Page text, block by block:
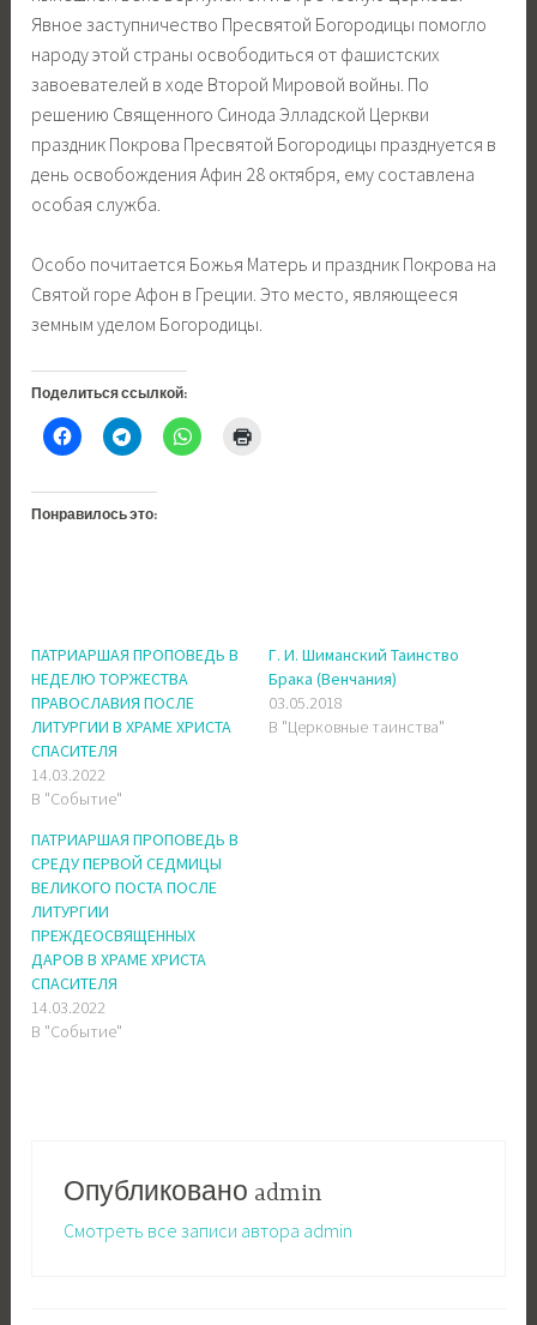
Явное заступничество Пресвятой Богородицы помогло
народу этой страны освободиться от фашистских
завоевателей в ходе Второй Мировой войны. По
решению Священного Синода Элладской Церкви
праздник Покрова Пресвятой Богородицы празднуется в
день освобождения Афин 28 октября, ему составлена
особая служба.
Особо почитается Божья Матерь и праздник Покрова на
Святой горе Афон в Греции. Это место, являющееся
земным уделом Богородицы.
Поделиться ссылкой:
Понравилось это:
ПАТРИАРШАЯ ПРОПОВЕДЬ В
НЕДЕЛЮ ТОРЖЕСТВА
ПРАВОСЛАВИЯ ПОСЛЕ
ЛИТУРГИИ В ХРАМЕ ХРИСТА
СПАСИТЕЛЯ
14.03.2022
В "Событие"
Г. И. Шиманский Таинство
Брака (Венчания)
03.05.2018
В "Церковные таинства"
ПАТРИАРШАЯ ПРОПОВЕДЬ В
СРЕДУ ПЕРВОЙ СЕДМИЦЫ
ВЕЛИКОГО ПОСТА ПОСЛЕ
ЛИТУРГИИ
ПРЕЖДЕОСВЯЩЕННЫХ
ДАРОВ В ХРАМЕ ХРИСТА
СПАСИТЕЛЯ
14.03.2022
В "Событие"
Опубликовано admin
Смотреть все записи автора admin